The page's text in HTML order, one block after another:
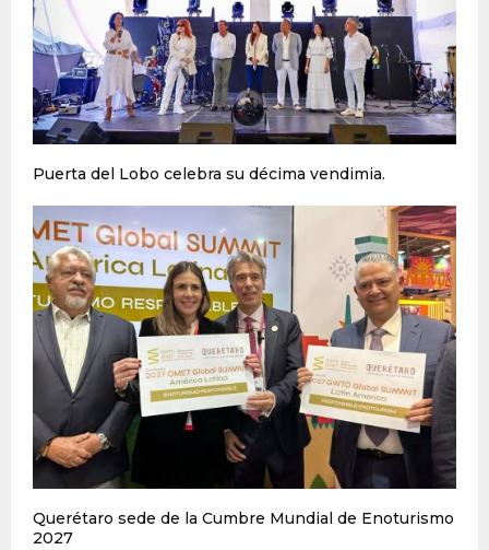
Puerta del Lobo celebra su décima vendimia.
Querétaro sede de la Cumbre Mundial de Enoturismo
2027